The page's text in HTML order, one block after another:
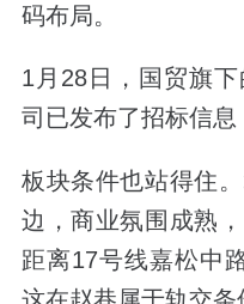
码布局。
1月 28日，国贸旗
司已发布了招标信息
板块条件也站得住
边，商业氛围成熟
距离17号线嘉松中
这在赵巷属于轨交条